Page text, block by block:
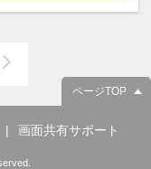
ページTOP
画面共有サポート